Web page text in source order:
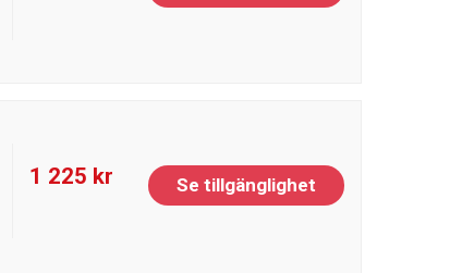
1 225 kr Se tillgänglighet